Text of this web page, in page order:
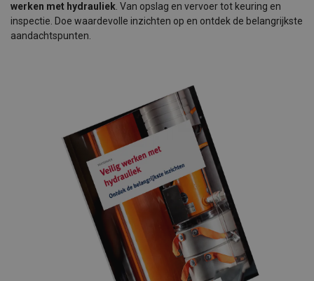
werken met hydrauliek . Van opslag en vervoer tot keuring en
inspectie. Doe waardevolle inzichten op en ontdek de belangrijkste
aandachtspunten.